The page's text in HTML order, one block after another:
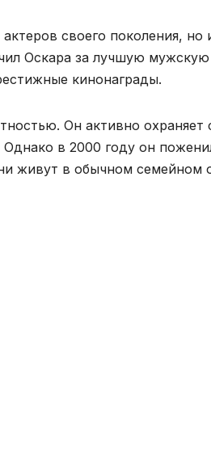
своего поколения, но
Оскара за лучшую
кинонаграды.
Он активно
в 2000 году он
живут в обычном семейном